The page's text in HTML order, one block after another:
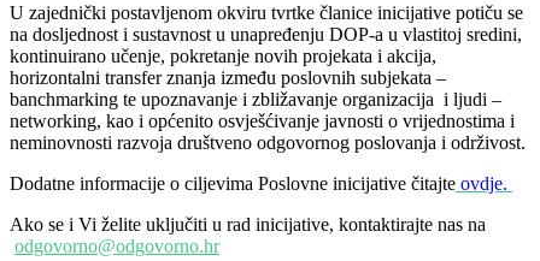
U zajednički postavljenom okviru tvrtke članice inicijative potiču se
na dosljednost i sustavnost u unapređenju DOP-a u vlastitoj sredini,
kontinuirano učenje, pokretanje novih projekata i akcija,
horizontalni transfer znanja između poslovnih subjekata –
banchmarking te upoznavanje i zbližavanje organizacija i ljudi –
networking, kao i općenito osvješćivanje javnosti o vrijednostima i
neminovnosti razvoja društveno odgovornog poslovanja i održivost.
Dodatne informacije o ciljevima Poslovne inicijative čitajte ovdje.
Ako se i Vi želite uključiti u rad inicijative, kontaktirajte nas na
odgovorno@odgovorno.hr